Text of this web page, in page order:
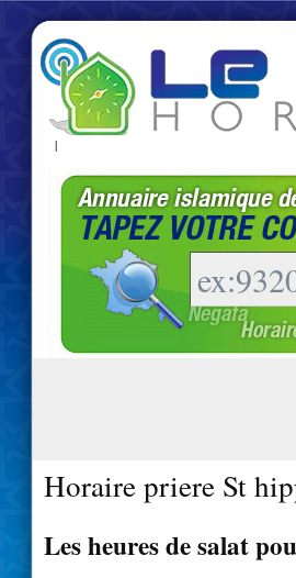
|
Horaire priere St
Les heures de salat